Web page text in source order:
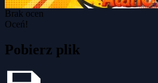
Brak ocen
Oceń!
Pobierz plik